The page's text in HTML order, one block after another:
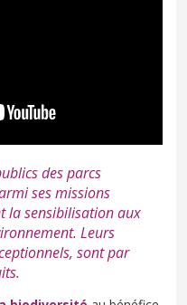
desparcs
ses missions
la sensibilisation aux
Leurs
sont par